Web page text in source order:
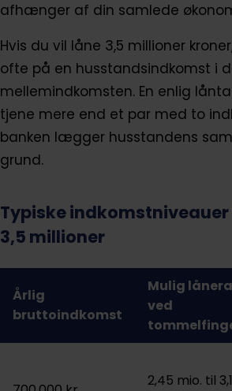
afhænger af din samlede
Hvis du vil låne 3,5 millioner
ofte på en husstandsindkomst i
mellemindkomsten. En enlig
tjene mere end et par med to
banken lægger husstandens
grund.
Typiske
3,5 millioner
Årlig
bruttoindkomst
Mulig
ved
2,45 mio. til